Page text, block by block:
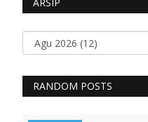
RANDOM POSTS